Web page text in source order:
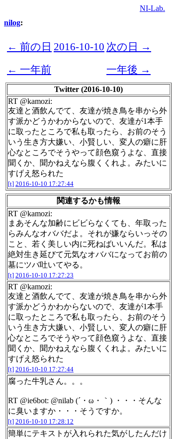
NI-Lab.
nilog:
← 前の日 2016-10-10 次の日 →
← 一年前
一年後 →
Twitter (2016-10-10)
RT @kamozi:
友達と酒飲んでて、友達が焼き鳥を串から外
す派かどうかわからないので、友達が1本手
に取ったところで私も取ったら、お前のそう
いう生き方大嫌い、小賢しい、変人の癖に肝
心なところでそうやって顔色窺うよな、直接
聞くか、聞かねえなら腹くくれよ。みたいに
すげえ怒られた
[t] 2016-10-10 17:27:44
関連するかも情報
RT @kamozi:
まあそんな加齢にビビらなくても、年取った
らみんなオババだよ。それが嫌ならいっその
こと、若く美しい内に死ねばいいんだ。私は
絶対生き延びて元気なオババになってお前の
墓にツバ吐いてやる。
[t] 2016-10-10 17:27:23
RT @kamozi:
友達と酒飲んでて、友達が焼き鳥を串から外
す派かどうかわからないので、友達が1本手
に取ったところで私も取ったら、お前のそう
いう生き方大嫌い、小賢しい、変人の癖に肝
心なところでそうやって顔色窺うよな、直接
聞くか、聞かねえなら腹くくれよ。みたいに
すげえ怒られた
[t] 2016-10-10 17:27:44
腐った牛乳さん。。。
RT @ie6bot: @nilab (´・ω・｀) ・・・そんな
に臭いますか・・・そうですか。
[t] 2016-10-10 17:28:12
簡単にテキストが入れられた気がしたんだけ